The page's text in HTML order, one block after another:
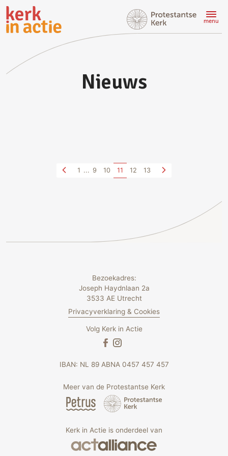
Doorgaan
naar
hoofdinhoud
menu
Nieuws
1 ... 9 10 11 12 13
Bezoekadres:
Joseph Haydnlaan 2a
3533 AE Utrecht
Privacyverklaring & Cookies
Volg Kerk in Actie
IBAN: NL 89 ABNA 0457 457 457
Meer van de Protestantse Kerk
Kerk in Actie is onderdeel van